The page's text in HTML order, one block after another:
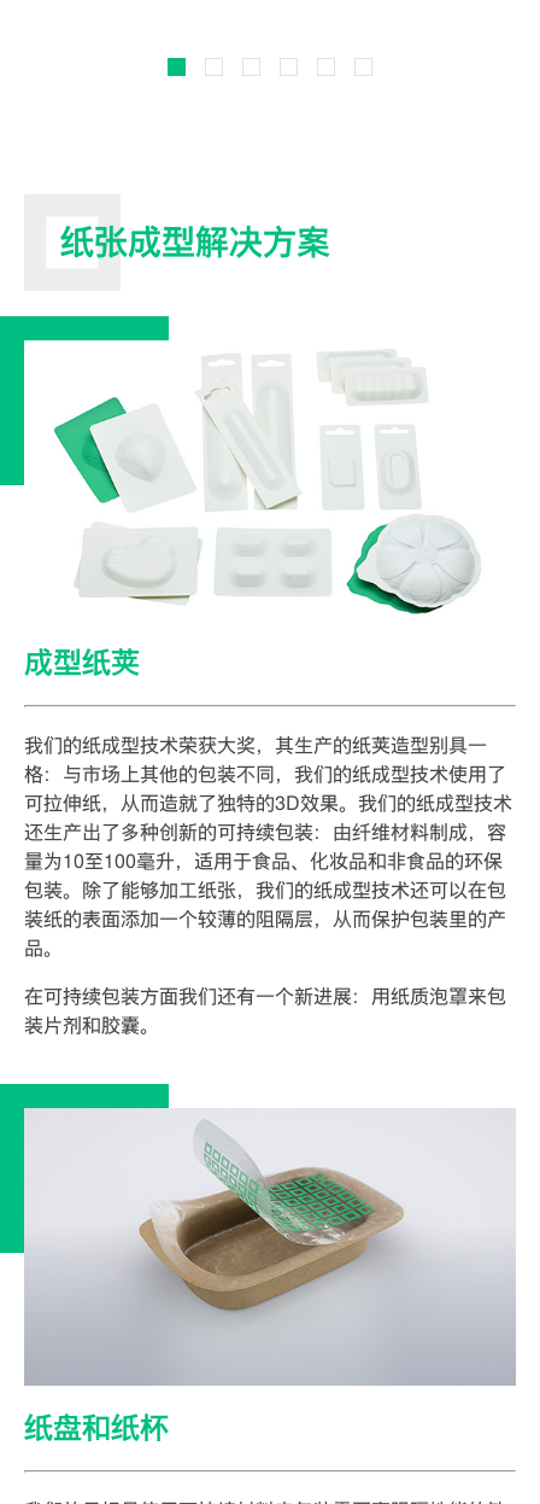
纸张成型解决方案
成型纸荚
我们的纸成型技术荣获大奖，其生产的纸荚造型别具一
格：与市场上其他的包装不同，我们的纸成型技术使用了
可拉伸纸，从而造就了独特的3D效果。我们的纸成型技术
还生产出了多种创新的可持续包装：由纤维材料制成，容
量为10至100毫升，适用于食品、化妆品和非食品的环保
包装。除了能够加工纸张，我们的纸成型技术还可以在包
装纸的表面添加一个较薄的阻隔层，从而保护包装里的产
品。
在可持续包装方面我们还有一个新进展：用纸质泡罩来包
装片剂和胶囊。
纸盘和纸杯